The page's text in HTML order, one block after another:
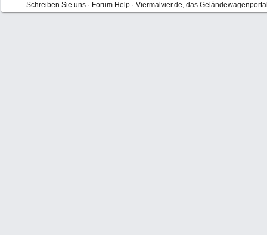
Schreiben Sie uns · Forum Help · Viermalvier.de, das